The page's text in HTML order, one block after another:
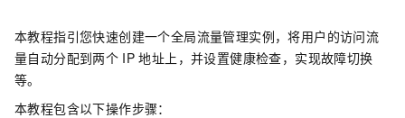
本教程指引您快速创建一个全局流量管理实例，将用户的访问流
量自动分配到两个 IP 地址上，并设置健康检查，实现故障切换
等。
本教程包含以下操作步骤：